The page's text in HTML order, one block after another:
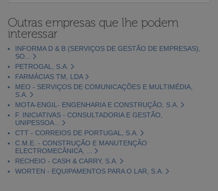
Outras empresas que lhe podem
interessar
INFORMA D & B (SERVIÇOS DE GESTÃO DE EMPRESAS),
SO...
PETROGAL, S.A.
FARMÁCIAS TM, LDA
MEO - SERVIÇOS DE COMUNICAÇÕES E MULTIMÉDIA,
S.A.
MOTA-ENGIL- ENGENHARIA E CONSTRUÇÃO, S.A.
F. INICIATIVAS - CONSULTADORIA E GESTÃO,
UNIPESSOA...
CTT - CORREIOS DE PORTUGAL, S.A.
C.M.E. - CONSTRUÇÃO E MANUTENÇÃO
ELECTROMECÂNICA, ...
RECHEIO - CASH & CARRY, S.A.
WORTEN - EQUIPAMENTOS PARA O LAR, S.A.